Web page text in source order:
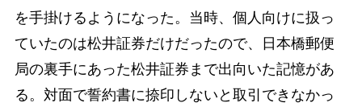
を手掛けるようになった。当時、個人向けに扱っ
ていたのは松井証券だけだったので、日本橋郵便
局の裏手にあった松井証券まで出向いた記憶があ
る。対面で誓約書に捺印しないと取引できなかっ